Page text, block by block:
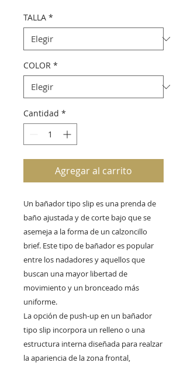
TALLA *
COLOR *
Cantidad *
Agregar al carrito
Un bañador tipo slip es una prenda de
baño ajustada y de corte bajo que se
asemeja a la forma de un calzoncillo
brief. Este tipo de bañador es popular
entre los nadadores y aquellos que
buscan una mayor libertad de
movimiento y un bronceado más
uniforme.
La opción de push-up en un bañador
tipo slip incorpora un relleno o una
estructura interna diseñada para realzar
la apariencia de la zona frontal,